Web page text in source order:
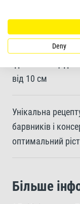
мінімального
від 10 см
Унікальна
барвників і
оптимальний ріст
Більше
Deny